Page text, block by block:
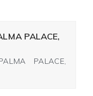
PALACE,
PALACE,